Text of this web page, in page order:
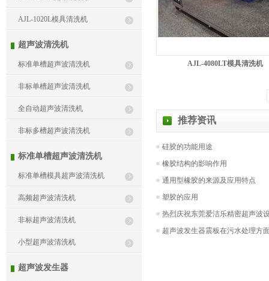
AJL-1020L模具清洗机
超声波清洗机
标准单槽超声波清洗机
非标单槽超声波清洗机
全自动超声波清洗机
非标多槽超声波清洗机
标准单槽超声波清洗机
标准单槽模具超声波清洗机
高频超声波清洗机
非标超声波清洗机
小型超声波清洗机
超声波发生器
AJL-4080LT模具清洗机
推荐资讯
硅胶的功能用途
橡胶结构的影响作用
通用型橡胶的来源及应用特点
塑胶的应用
热烈庆祝东莞爱洁乐精密超声波
超声波发生器震板在污水处理方